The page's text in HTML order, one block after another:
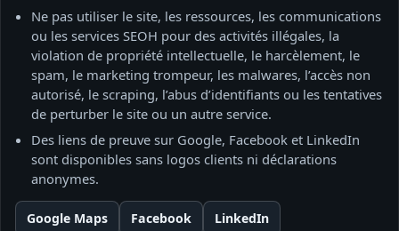
Ne pas utiliser le site, les ressources, les communications
ou les services SEOH pour des activités illégales, la
violation de propriété intellectuelle, le harcèlement, le
spam, le marketing trompeur, les malwares, l’accès non
autorisé, le scraping, l’abus d’identifiants ou les tentatives
de perturber le site ou un autre service.
Des liens de preuve sur Google, Facebook et LinkedIn
sont disponibles sans logos clients ni déclarations
anonymes.
Google Maps Facebook LinkedIn